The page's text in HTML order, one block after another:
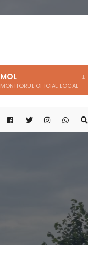
MOL
MONITORUL OFICIAL LOCAL